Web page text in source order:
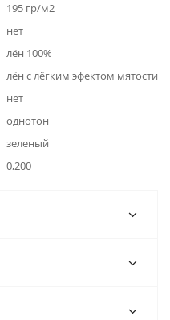
195 гр/м2
нет
лён 100%
лён с лёгким эфектом мятости
нет
однотон
зеленый
0,200